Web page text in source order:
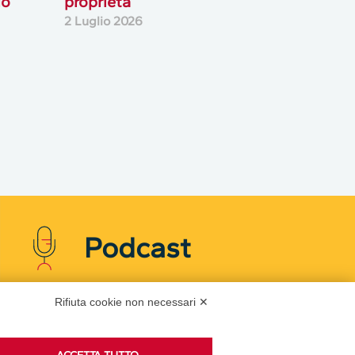
2 Luglio 2026
Podcast
su Spreaker.
Rifiuta cookie non necessari ✕